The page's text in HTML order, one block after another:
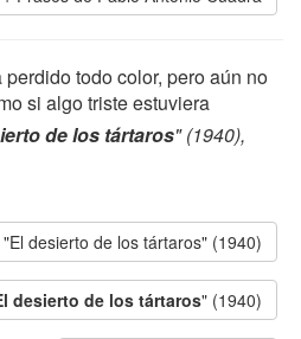
todo color, pero aún no
si algo triste estuviera
de los tártaros" (1940),
"El desierto de los tártaros" (1940)
desierto de los tártaros" (1940)